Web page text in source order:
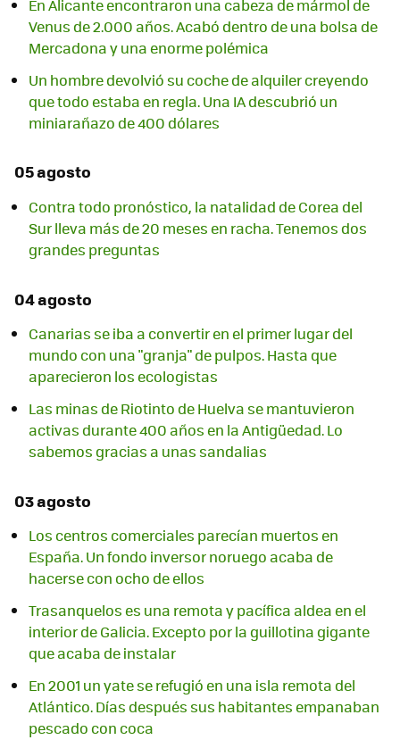
En Alicante encontraron una cabeza de mármol de
Venus de 2.000 años. Acabó dentro de una bolsa de
Mercadona y una enorme polémica
Un hombre devolvió su coche de alquiler creyendo
que todo estaba en regla. Una IA descubrió un
miniarañazo de 400 dólares
05 agosto
Contra todo pronóstico, la natalidad de Corea del
Sur lleva más de 20 meses en racha. Tenemos dos
grandes preguntas
04 agosto
Canarias se iba a convertir en el primer lugar del
mundo con una "granja" de pulpos. Hasta que
aparecieron los ecologistas
Las minas de Riotinto de Huelva se mantuvieron
activas durante 400 años en la Antigüedad. Lo
sabemos gracias a unas sandalias
03 agosto
Los centros comerciales parecían muertos en
España. Un fondo inversor noruego acaba de
hacerse con ocho de ellos
Trasanquelos es una remota y pacífica aldea en el
interior de Galicia. Excepto por la guillotina gigante
que acaba de instalar
En 2001 un yate se refugió en una isla remota del
Atlántico. Días después sus habitantes empanaban
pescado con coca